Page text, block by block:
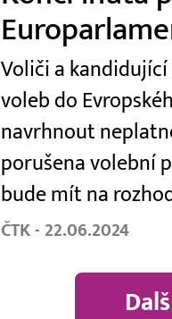
Voliči a
voleb do
navrhnout
porušena volební
bude mít na
ČTK - 22.06.2024